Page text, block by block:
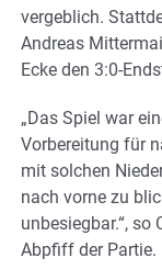
vergeblich.
Andreas
Ecke den 3:0-
„Das Spiel war
Vorbereitung für
mit solchen
nach vorne zu
unbesiegbar.“,
Abpfiff der Partie.